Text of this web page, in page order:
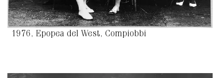
1976, Epopea del West, Compiobbi